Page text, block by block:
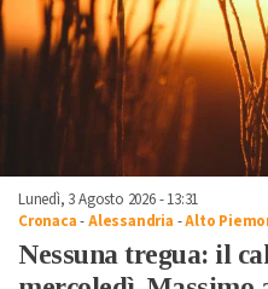
Lunedì, 3 Agosto 2026 - 13:31
Cronaca-Alessandria -Alto
Nessuna tregua: il